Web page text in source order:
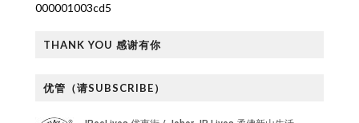
000001003cd5
THANK YOU 感谢有你
优管（请SUBSCRIBE）